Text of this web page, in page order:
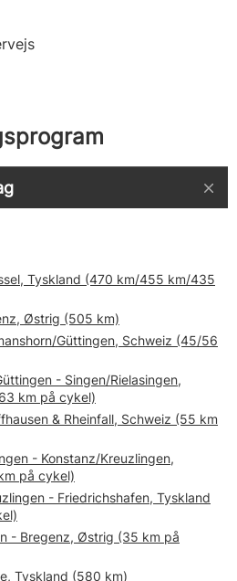
Tyskland (470 km/455 km/435
Østrig (505 km)
Güttingen, Schweiz (45/56
- Singen/Rielasingen,
km på cykel)
& Rheinfall, Schweiz (55 km
- Konstanz/Kreuzlingen,
på cykel)
- Friedrichshafen, Tyskland
- Bregenz, Østrig (35 km på
Tyskland (580 km)